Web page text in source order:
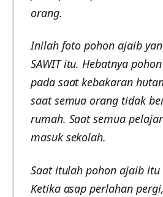
orang.
Inilah foto pohon ajaib
SAWIT itu. Hebatnya
pada saat kebakaran
saat semua orang tidak
rumah. Saat semua
masuk sekolah.
Saat itulah pohon ajaib
Ketika asap perlahan